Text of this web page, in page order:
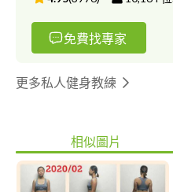
免費找專家
更多私人健身教練
相似圖片